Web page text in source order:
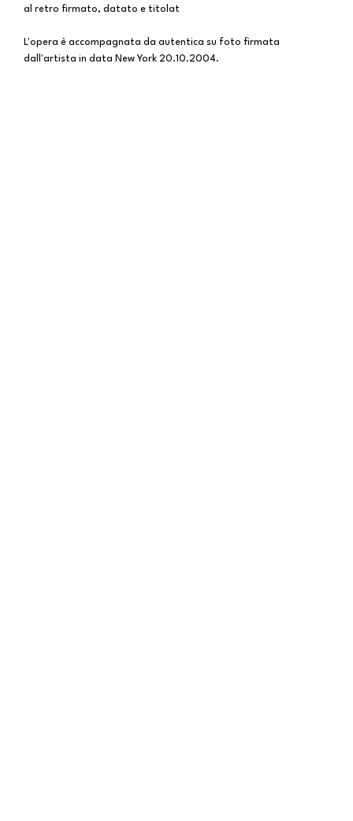
al retro firmato, datato e titolat
L'opera è accompagnata da autentica su foto firmata
dall'artista in data New York 20.10.2004.